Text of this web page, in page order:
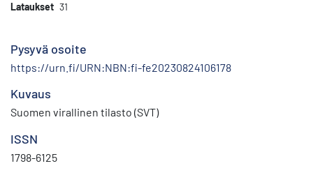
Lataukset 31
Pysyvä osoite
https://urn.fi/URN:NBN:fi-fe20230824106178
Kuvaus
Suomen virallinen tilasto (SVT)
ISSN
1798-6125